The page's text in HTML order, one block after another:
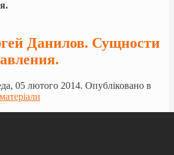
Данилов. Сущности
05 лютого 2014. Опубліковано в